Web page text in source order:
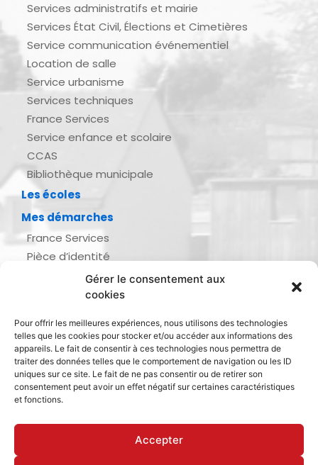
Gérer le consentement aux
cookies
Pour offrir les meilleures expériences, nous utilisons des technologies
telles que les cookies pour stocker et/ou accéder aux informations des
appareils. Le fait de consentir à ces technologies nous permettra de
traiter des données telles que le comportement de navigation ou les ID
uniques sur ce site. Le fait de ne pas consentir ou de retirer son
consentement peut avoir un effet négatif sur certaines caractéristiques
et fonctions.
Accepter
Services administratifs et mairie
Services État Civil, Élections et Cimetières
Service communication événementiel
Location de salle
Service urbanisme
Services techniques
France Services
Service enfance et scolaire
CCAS
Bibliothèque municipale
Les écoles
Mes démarches
France Services
Pièce d’identité
Demande d’actes d’état civil
Inscription listes électorales
Recensement militaire
Le journal de ma ville
Gestion des déchets